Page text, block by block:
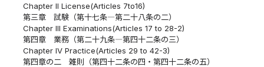
Chapter II License(Articles 7to16)
第三章 試験（第十七条―第二十八条の二）
Chapter III Examinations(Articles 17 to 28-2)
第四章 業務（第二十九条―第四十二条の三）
Chapter IV Practice(Articles 29 to 42-3)
第四章の二 雑則（第四十二条の四・第四十二条の五）